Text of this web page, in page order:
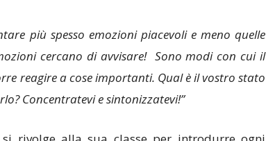
più spesso emozioni piacevoli e meno quelle
cercano di avvisare! Sono modi con cui il
reagire a cose importanti. Qual è il vostro stato
Concentratevi e sintonizzatevi!”